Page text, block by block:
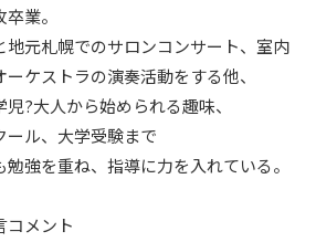
業。
地元札幌でのサロンコンサート、室内
ーケストラの演奏活動をする他、
児?大人から始められる趣味、
ール、大学受験まで
勉強を重ね、指導に力を入れている。
コメント